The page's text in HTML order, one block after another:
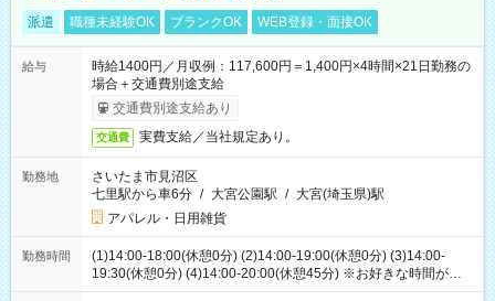
派遣 職種未経験OK ブランクOK WEB登録・面接OK
給与
時給1400円／月収例：117,600円＝1,400円×4時間×21日勤務の
場合＋交通費別途支給
交通費別途支給あり
交通費 実費支給／当社規定あり。
勤務地
さいたま市見沼区
七里駅から車6分 / 大宮公園駅 / 大宮(埼玉県)駅
アパレル・日用雑貨
勤務時間
(1)14:00-18:00(休憩0分) (2)14:00-19:00(休憩0分) (3)14:00-
19:30(休憩0分) (4)14:00-20:00(休憩45分) ※お好きな時間が選べ
ます